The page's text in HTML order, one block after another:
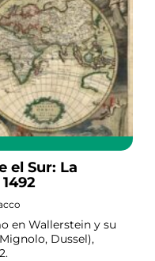
el Sur: La
en Wallerstein y su
Dussel),